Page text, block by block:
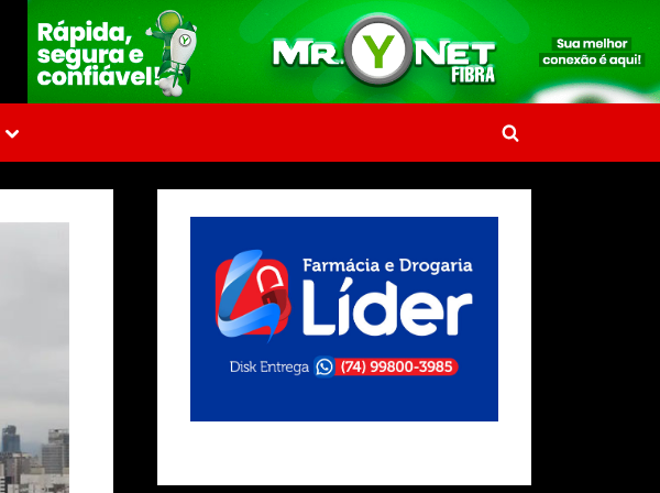
Toggle
menu
Toggle